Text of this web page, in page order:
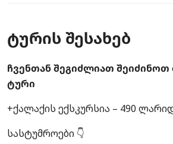
ტურის შესახებ
ჩვენთან შეგიძლიათ შეიძინოთ
ტური
+ქალაქის ექსკურსია – 490
სასტუმროები 👇